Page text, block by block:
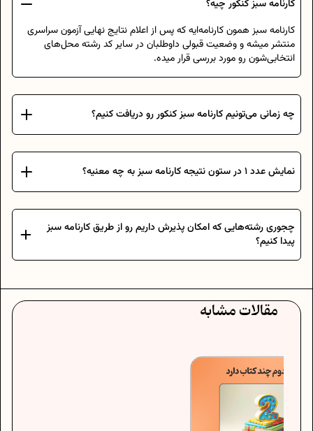
کارنامه سبز کنکور چیه؟
کارنامه سبز همون کارنامه‌ایه که پس از اعلام نتایج نهایی آزمون سراسری
منتشر میشه و وضعیت قبولی داوطلبان در سایر کد رشته محل‌های
انتخابی‌شون رو مورد بررسی قرار میده.
چه زمانی می‌تونیم کارنامه سبز کنکور رو دریافت کنیم؟
نمایش عدد 1 در ستون نتیجه کارنامه سبز به چه معنیه؟
چجوری رشته‌هایی که امکان پذیرش داریم رو از طریق کارنامه سبز
پیدا کنیم؟
مقالات مشابه